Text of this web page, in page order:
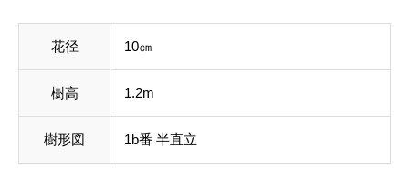
花径 10㎝
樹高 1.2m
樹形図 1b番 半直立